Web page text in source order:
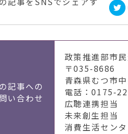
記事への
い合わせ
政策推進部市
〒035-8686
青森県むつ市
電話：0175-
広聴連携担当
未来創生担当
消費生活セン